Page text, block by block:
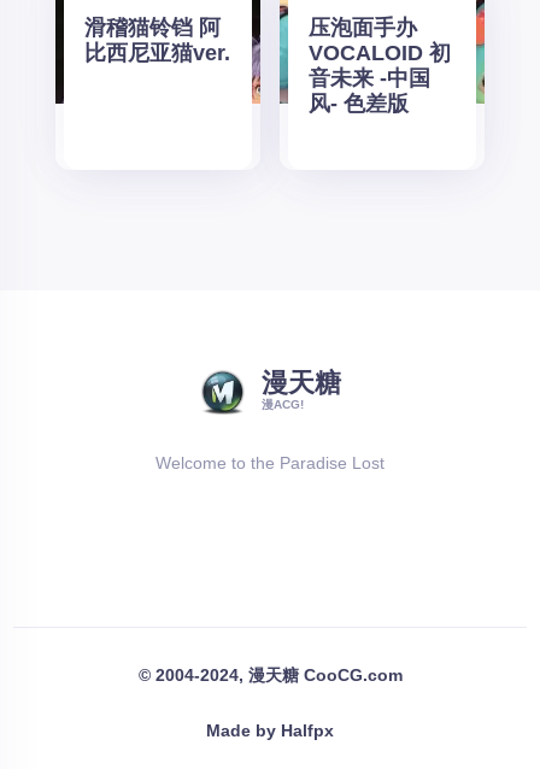
滑稽猫铃铛 阿
比西尼亚猫ver.
压泡面手办
VOCALOID 初
音未来 -中国
风- 色差版
漫天糖
漫ACG!
Welcome to the Paradise Lost
© 2004-2024, 漫天糖 CooCG.com
Made by Halfpx